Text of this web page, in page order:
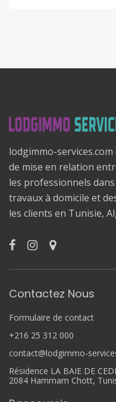
lodgimmo-
de mise en relation
les professionnels
travaux à domicile et
les clients en Tunisie,
Contactez Nous
Formulaire de contact
+216 25 312 000
contact@lodgimmo-
Résidence LA BAIE DE
2084 Hammam Chott,